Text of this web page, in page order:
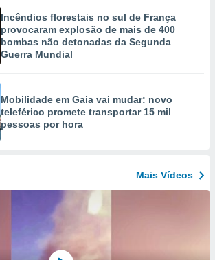
Incêndios florestais no sul de França
provocaram explosão de mais de 400
bombas não detonadas da Segunda
Guerra Mundial
Mobilidade em Gaia vai mudar: novo
teleférico promete transportar 15 mil
pessoas por hora
Mais Vídeos